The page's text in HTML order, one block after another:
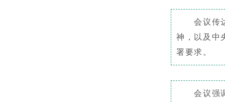
会议传
神，以及中
署要求。
会议强